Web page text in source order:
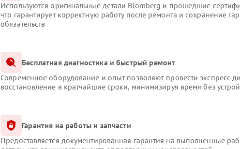
Используются оригинальные детали Blomberg и прошедшие
что гарантирует корректную работу после ремонта и сохранение
обязательств
Бесплатная диагностика и быстрый ремонт
Современное оборудование и опыт позволяют провести экспресс-
восстановление в кратчайшие сроки, минимизируя время без
Гарантия на работы и запчасти
Предоставляется документированная гарантия на выполненные